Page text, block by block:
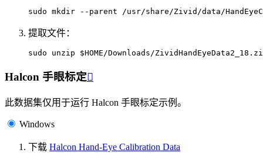
sudo mkdir --parent
提取文件：
sudo unzip $HOME /Downloads/
Halcon 手眼标定
此数据集仅用于运行 Halcon 手眼标定示例。
Windows
下载 Halcon Hand-Eye Calibration Data